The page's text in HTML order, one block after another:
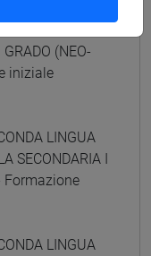
(NEO-
iniziale
LINGUA
SECONDARIA I
Formazione
LINGUA